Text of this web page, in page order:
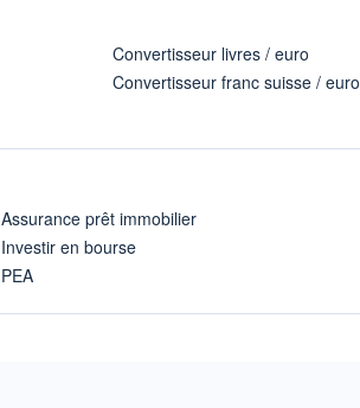
Convertisseur livres / euro
Convertisseur franc suisse / euro
Assurance prêt immobilier
Investir en bourse
PEA